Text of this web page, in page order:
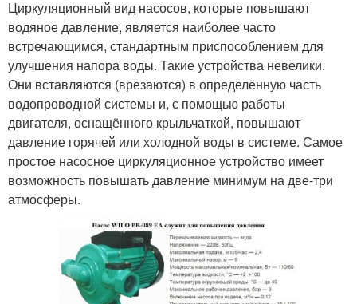
Циркуляционный вид насосов, которые повышают
водяное давление, является наиболее часто
встречающимся, стандартным приспособлением для
улучшения напора воды. Такие устройства невелики.
Они вставляются (врезаются) в определённую часть
водопроводной системы и, с помощью работы
двигателя, оснащённого крыльчаткой, повышают
давление горячей или холодной воды в системе. Самое
простое насосное циркуляционное устройство имеет
возможность повышать давление минимум на две-три
атмосферы.